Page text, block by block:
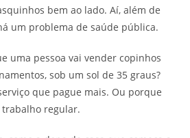
bem ao lado. Aí, além de
um problema de saúde pública.
uma pessoa vai vender copinhos
sob um sol de 35 graus?
que pague mais. Ou porque
regular.